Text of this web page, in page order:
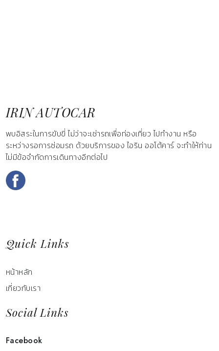
IRIN AUTOCAR
พบอิสระในการขับขี่ ไม่ว่าจะเช่ารถเพื่อท่องเที่ยว ไปทำงาน หรือ
ระหว่างรอการซ่อมรถ ด้วยบริการของ ไอริน ออโต้คาร์ จะทำให้ท่าน
ไม่มีข้อจำกัดการเดินทางอีกต่อไป
Quick Links
หน้าหลัก
เกี่ยวกับเรา
Social Links
Facebook